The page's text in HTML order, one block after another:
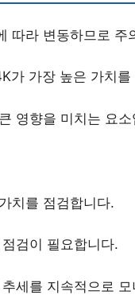
따라 변동하므로 주
가 가장 높은 가치를
영향을 미치는 요소
치를 점검합니다.
검이 필요합니다.
세를 지속적으로